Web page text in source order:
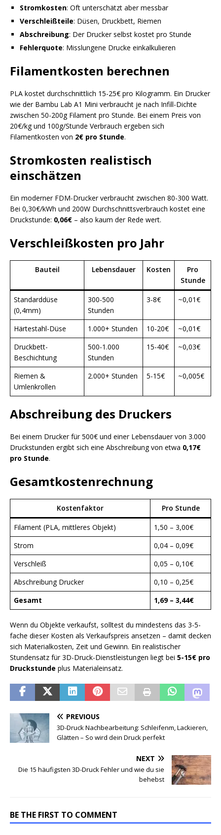
Stromkosten: Oft unterschätzt aber messbar
Verschleißteile: Düsen, Druckbett, Riemen
Abschreibung: Der Drucker selbst kostet pro Stunde
Fehlerquote: Misslungene Drucke einkalkulieren
Filamentkosten berechnen
PLA kostet durchschnittlich 15-25€ pro Kilogramm. Ein Drucker
wie der Bambu Lab A1 Mini verbraucht je nach Infill-Dichte
zwischen 50-200g Filament pro Stunde. Bei einem Preis von
20€/kg und 100g/Stunde Verbrauch ergeben sich
Filamentkosten von 2€ pro Stunde.
Stromkosten realistisch
einschätzen
Ein moderner FDM-Drucker verbraucht zwischen 80-300 Watt.
Bei 0,30€/kWh und 200W Durchschnittsverbrauch kostet eine
Druckstunde: 0,06€ – also kaum der Rede wert.
Verschleißkosten pro Jahr
Bauteil Lebensdauer Kosten
Pro
Stunde
Standarddüse
(0,4mm)
300-500
Stunden
3-8€ ~0,01€
Härtestahl-Düse 1.000+ Stunden 10-20€
~0,01€
Druckbett-
Beschichtung
500-1.000
Stunden
15-40€ ~0,03€
Riemen &
Umlenkrollen
2.000+ Stunden 5-15€ ~0,005€
Abschreibung des Druckers
Bei einem Drucker für 500€ und einer Lebensdauer von 3.000
Druckstunden ergibt sich eine Abschreibung von etwa 0,17€
pro Stunde.
Gesamtkostenrechnung
Kostenfaktor Pro Stunde
Filament (PLA, mittleres Objekt)
1,50 – 3,00€
Strom
0,04 – 0,09€
Verschleiß
0,05 – 0,10€
Abschreibung Drucker
0,10 – 0,25€
Gesamt
1,69 – 3,44€
Wenn du Objekte verkaufst, solltest du mindestens das 3-5-
fache dieser Kosten als Verkaufspreis ansetzen – damit decken
sich Materialkosten, Zeit und Gewinn. Ein realistischer
Stundensatz für 3D-Druck-Dienstleistungen liegt bei 5-15€ pro
Druckstunde plus Materialeinsatz.
PREVIOUS
3D-Druck Nachbearbeitung: Schleifenm, Lackieren,
Glätten – So wird dein Druck perfekt
NEXT
Die 15 häufigsten 3D-Druck Fehler und wie du sie
behebst
BE THE FIRST TO COMMENT